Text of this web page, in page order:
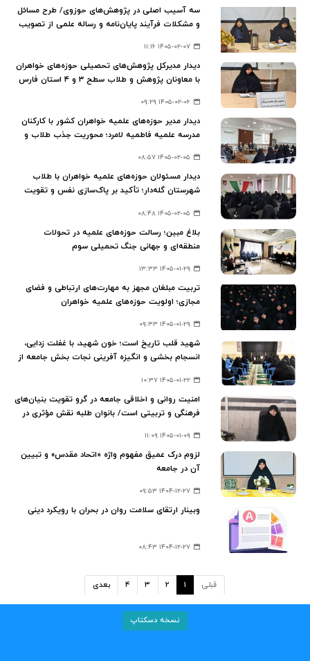
سه آسیب اصلی در پژوهش‌های حوزوی/ طرح مسائل
و مشکلات فرآیند پایان‌نامه و رساله علمی از تصویب
۱۴۰۵-۰۲-۰۷ ۱۱:۱۶
دیدار مدیرکل پژوهش‌های تحصیلی حوزه‌های خواهران
با معاونان پژوهش و طلاب سطح ۳ و ۴ استان فارس
۱۴۰۵-۰۲-۰۶ ۰۹:۲۹
دیدار مدیر حوزه‌های علمیه خواهران کشور با کارکنان
مدرسه علمیه فاطمیه لامرد؛ محوریت جذب طلاب و
۱۴۰۵-۰۲-۰۵ ۰۸:۵۷
دیدار مسئولان حوزه‌های علمیه خواهران با طلاب
شهرستان گله‌دار؛ تأکید بر پاک‌سازی نفس و تقویت
۱۴۰۵-۰۲-۰۵ ۰۸:۴۸
بلاغ مبین؛ رسالت حوزه‌های علمیه در تحولات
منطقه‌ای و جهانی جنگ تحمیلی سوم
۱۴۰۵-۰۱-۲۹ ۱۳:۳۳
تربیت مبلغان مجهز به مهارت‌های ارتباطی و فضای
مجازی؛ اولویت حوزه‌های علمیه خواهران
۱۴۰۵-۰۱-۲۹ ۰۹:۳۳
شهید قلب تاریخ است؛ خون شهید، با غفلت‌ زدایی،
انسجام‌ بخشی و انگیزه‌ آفرینی نجات بخش جامعه از
۱۴۰۵-۰۱-۲۲ ۱۰:۳۷
امنیت روانی و اخلاقی جامعه در گرو تقویت بنیان‌های
فرهنگی و تربیتی است/ بانوان طلبه نقش مؤثری در
۱۴۰۵-۰۱-۰۹ ۱۱:۰۹
لزوم درک عمیق مفهوم واژه «اتحاد مقدس» و تبیین
آن در جامعه
۱۴۰۴-۱۲-۲۷ ۰۹:۵۳
وبینار ارتقای سلامت روان در بحران با رویکرد دینی
۱۴۰۴-۱۲-۲۷ ۰۸:۴۳
قبلی ۱ ۲ ۳ ۴ بعدی
نسخه دسکتاپ